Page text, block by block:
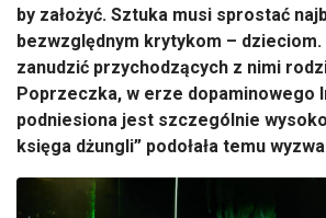
by założyć. Sztuka musi sprostać
bezwzględnym krytykom –
zanudzić przychodzących z nimi
Poprzeczka, w erze dopaminowego
podniesiona jest szczególnie
księga dżungli” podołała temu